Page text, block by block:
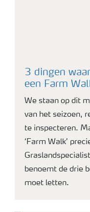
3 dingen
een Farm
We staan op dit
van het seizoen,
te inspecteren.
‘Farm Walk’
benoemt de drie
moet letten.